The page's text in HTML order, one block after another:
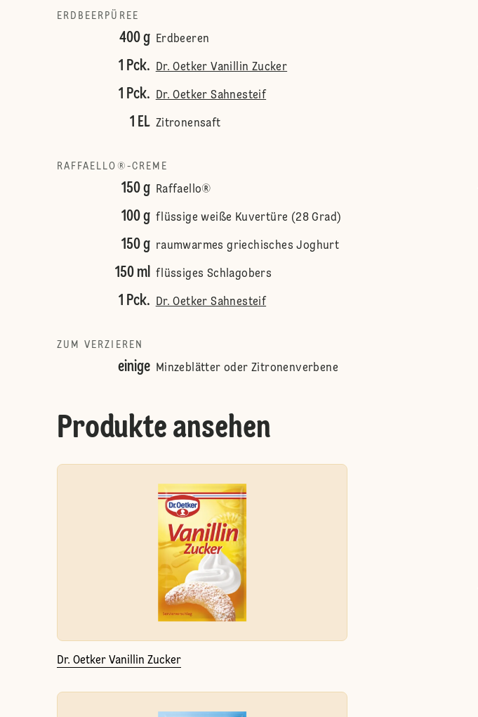
ERDBEERPÜREE
400 g Erdbeeren
1 Pck. Dr. Oetker Vanillin Zucker
1 Pck. Dr. Oetker Sahnesteif
1 EL Zitronensaft
RAFFAELLO®-CREME
150 g Raffaello®
100 g flüssige weiße Kuvertüre (28 Grad)
150 g raumwarmes griechisches Joghurt
150 ml flüssiges Schlagobers
1 Pck. Dr. Oetker Sahnesteif
ZUM VERZIEREN
einige Minzeblätter oder Zitronenverbene
Produkte ansehen
Dr. Oetker Vanillin Zucker